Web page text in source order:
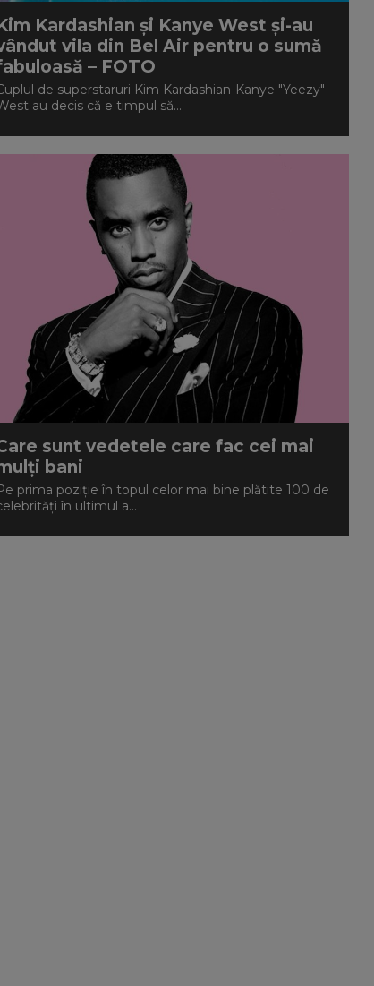
Kardashian și Kanye West și-au
vila din Bel Air pentru o sumă
– FOTO
de superstaruri Kim Kardashian-Kanye "Yeezy"
au decis că e timpul să...
sunt vedetele care fac cei mai
bani
prima poziție în topul celor mai bine plătite 100 de
în ultimul a...